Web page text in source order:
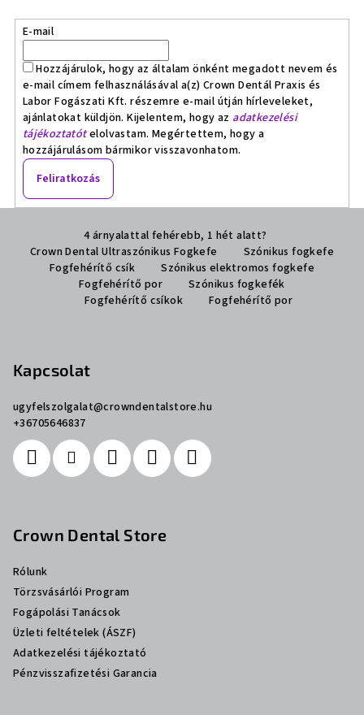
E-mail
Hozzájárulok, hogy az általam önként megadott nevem és
e-mail címem felhasználásával a(z) Crown Dentál Praxis és
Labor Fogászati Kft. részemre e-mail útján hírleveleket,
ajánlatokat küldjön. Kijelentem, hogy az adatkezelési
tájékoztatótelolvastam. Megértettem, hogy a
hozzájárulásom bármikor visszavonhatom.
Feliratkozás
4 árnyalattal fehérebb, 1 hét alatt?
Crown Dental Ultraszónikus Fogkefe
Szónikus fogkefe
Fogfehérítő csík
Szónikus elektromos fogkefe
Fogfehérítő por
Szónikus fogkefék
Fogfehérítő csíkok
Fogfehérítő por
Kapcsolat
ugyfelszolgalat@crowndentalstore.hu
+36705646837
Crown Dental Store
Rólunk
Törzsvásárlói Program
Fogápolási Tanácsok
Üzleti feltételek (ÁSZF)
Adatkezelési tájékoztató
Pénzvisszafizetési Garancia